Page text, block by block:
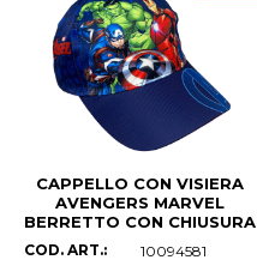
CAPPELLO CON VISIERA
AVENGERS MARVEL
BERRETTO CON CHIUSURA
REGOLABILE BAMBINO -
AVE36-0311 (55 CM.)
COD. ART.: 10094581